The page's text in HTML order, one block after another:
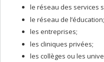
le réseau des services
le réseau de l’éducation;
les entreprises;
les cliniques privées;
les collèges ou les